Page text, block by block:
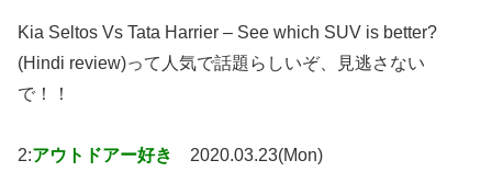
Kia Seltos Vs Tata Harrier – See which SUV is better?
(Hindi review)って人気で話題らしいぞ、見逃さない
で！！
2:アウトドアー好き 2020.03.23(Mon)